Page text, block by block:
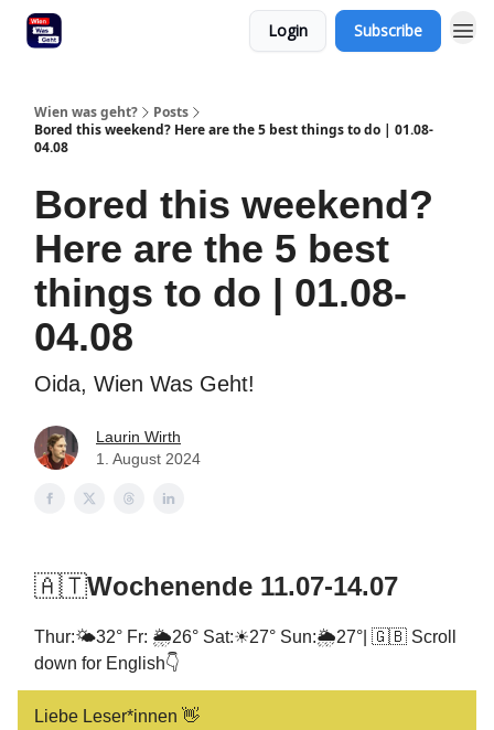
Login Subscribe
Wien was geht?
Posts
Bored this weekend? Here are the 5 best things to do | 01.08-
04.08
Bored this weekend?
Here are the 5 best
things to do | 01.08-
04.08
Oida, Wien Was Geht!
Laurin Wirth
1. August 2024
🇦🇹Wochenende 11.07-14.07
Thur:🌤32° Fr: 🌦️26° Sat:☀27° Sun:🌦️27°| 🇬🇧 Scroll
down for English👇
Liebe Leser*innen 👋